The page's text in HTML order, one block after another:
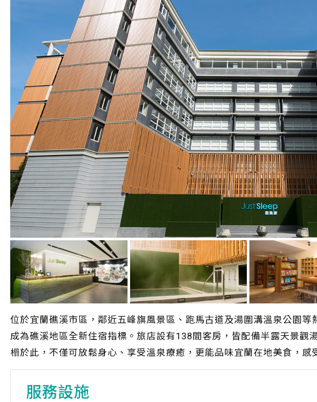
位於宜蘭礁溪市區，鄰近五峰旗風景區、跑馬古道及湯圍溝溫泉公園等
成為礁溪地區全新住宿指標。旅店設有138間客房，皆配備半露天景觀
榻於此，不僅可放鬆身心、享受溫泉療癒，更能品味宜蘭在地美食，感
服務設施